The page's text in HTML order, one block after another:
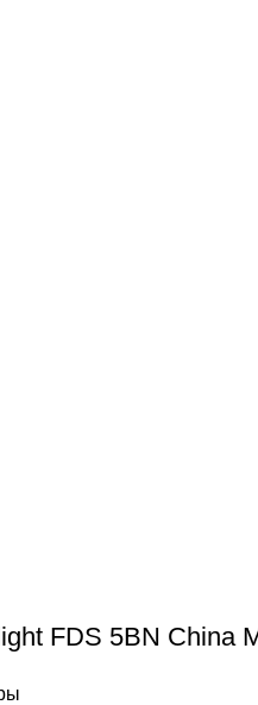
FDS 5BN China